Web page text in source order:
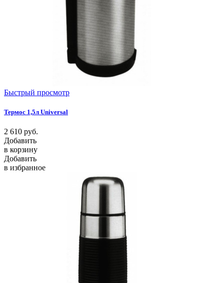
Быстрый просмотр
Термос 1,5л Universal
2 610 руб.
Добавить
в корзину
Добавить
в избранное